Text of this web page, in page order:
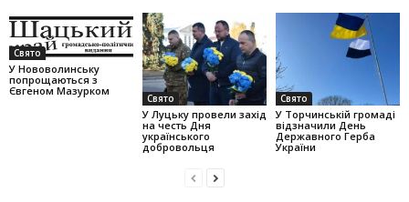
Свято
У Нововолинську
попрощаються з
Євгеном Мазурком
Свято
У Луцьку провели захід
на честь Дня
українського
добровольця
Свято
У Торчинській громаді
відзначили День
Державного Герба
України